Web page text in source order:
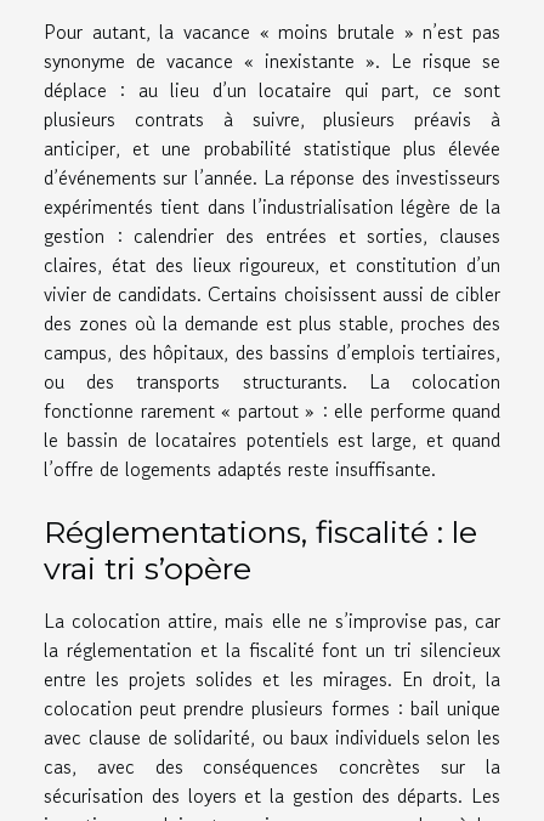
Pour autant, la vacance « moins brutale » n’est pas
synonyme de vacance « inexistante ». Le risque se
déplace : au lieu d’un locataire qui part, ce sont
plusieurs contrats à suivre, plusieurs préavis à
anticiper, et une probabilité statistique plus élevée
d’événements sur l’année. La réponse des investisseurs
expérimentés tient dans l’industrialisation légère de la
gestion : calendrier des entrées et sorties, clauses
claires, état des lieux rigoureux, et constitution d’un
vivier de candidats. Certains choisissent aussi de cibler
des zones où la demande est plus stable, proches des
campus, des hôpitaux, des bassins d’emplois tertiaires,
ou des transports structurants. La colocation
fonctionne rarement « partout » : elle performe quand
le bassin de locataires potentiels est large, et quand
l’offre de logements adaptés reste insuffisante.
Réglementations, fiscalité : le
vrai tri s’opère
La colocation attire, mais elle ne s’improvise pas, car
la réglementation et la fiscalité font un tri silencieux
entre les projets solides et les mirages. En droit, la
colocation peut prendre plusieurs formes : bail unique
avec clause de solidarité, ou baux individuels selon les
cas, avec des conséquences concrètes sur la
sécurisation des loyers et la gestion des départs. Les